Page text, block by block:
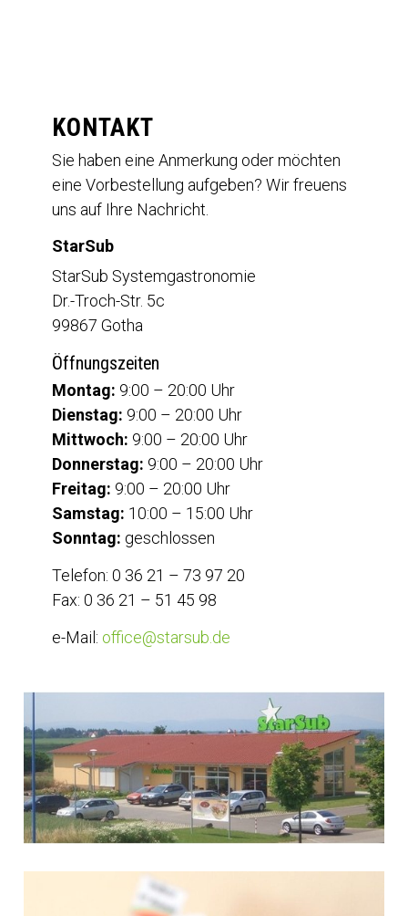
KONTAKT
Sie haben eine Anmerkung oder möchten
eine Vorbestellung aufgeben? Wir freuens
uns auf Ihre Nachricht.
StarSub
StarSub Systemgastronomie
Dr.-Troch-Str. 5c
99867 Gotha
Öffnungszeiten
Montag: 9:00 – 20:00 Uhr
Dienstag: 9:00 – 20:00 Uhr
Mittwoch: 9:00 – 20:00 Uhr
Donnerstag: 9:00 – 20:00 Uhr
Freitag: 9:00 – 20:00 Uhr
Samstag: 10:00 – 15:00 Uhr
Sonntag: geschlossen
Telefon: 0 36 21 – 73 97 20
Fax: 0 36 21 – 51 45 98
e-Mail: office@starsub.de